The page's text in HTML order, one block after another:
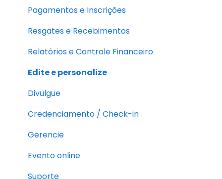
Pagamentos e Inscrições
Resgates e Recebimentos
Relatórios e Controle Financeiro
Edite e personalize
Divulgue
Credenciamento / Check-in
Gerencie
Evento online
Suporte